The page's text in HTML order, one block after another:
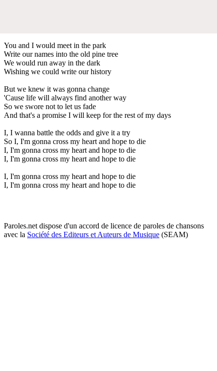
You and I would meet in the park
Write our names into the old pine tree
We would run away in the dark
Wishing we could write our history
But we knew it was gonna change
'Cause life will always find another way
So we swore not to let us fade
And that's a promise I will keep for the rest of my days
I, I wanna battle the odds and give it a try
So I, I'm gonna cross my heart and hope to die
I, I'm gonna cross my heart and hope to die
I, I'm gonna cross my heart and hope to die
I, I'm gonna cross my heart and hope to die
I, I'm gonna cross my heart and hope to die
Paroles.net dispose d'un accord de licence de paroles de chansons
avec la Société des Editeurs et Auteurs de Musique (SEAM)